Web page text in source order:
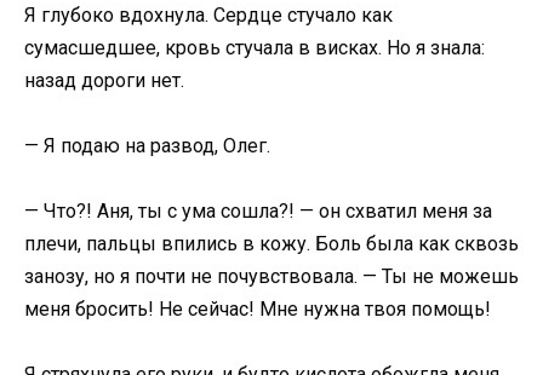
Я глубоко вдохнула. Сердце стучало как
сумасшедшее, кровь стучала в висках. Но я знала:
назад дороги нет.
— Я подаю на развод, Олег.
— Что?! Аня, ты с ума сошла?! — он схватил меня за
плечи, пальцы впились в кожу. Боль была как сквозь
занозу, но я почти не почувствовала. — Ты не можешь
меня бросить! Не сейчас! Мне нужна твоя помощь!